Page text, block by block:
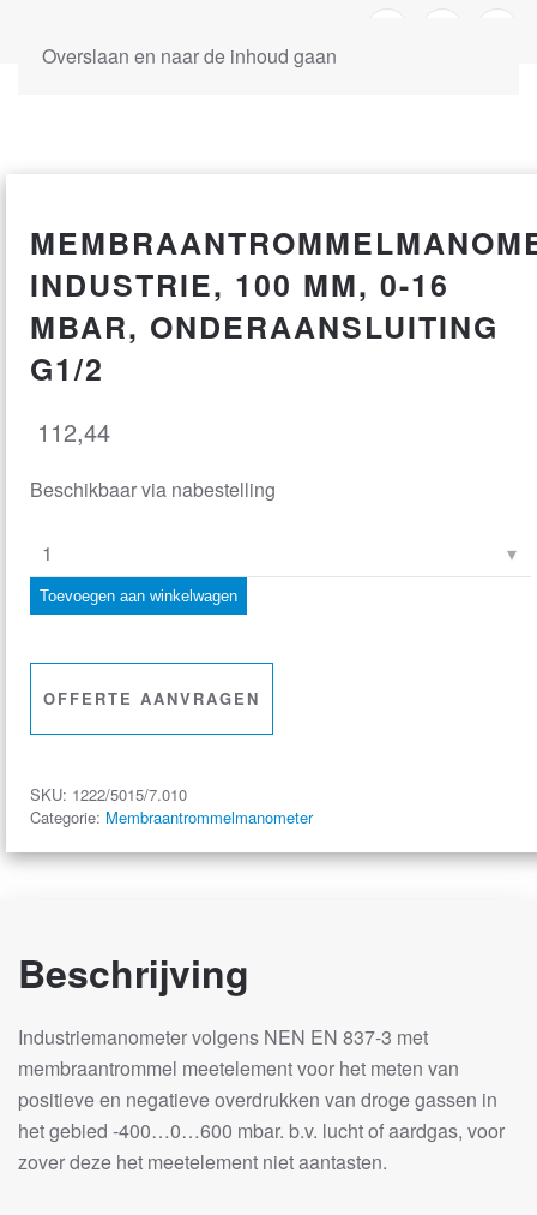
Overslaan en naar de inhoud gaan
INDUSTRIE, 100 MM, 0-16
MBAR, ONDERAANSLUITING
G1/2
112,44
Beschikbaar via nabestelling
membraantrommelmanometer
industrie,
mm,
0-
onderaansluiting
G1/2
aantal
Toevoegen aan winkelwagen
OFFERTE AANVRAGEN
SKU: 1222/5015/7.010
Categorie: Membraantrommelmanometer
Beschrijving
Industriemanometer volgens NEN EN 837-3 met
membraantrommel meetelement voor het meten van
positieve en negatieve overdrukken van droge gassen in
het gebied -400…0…600 mbar. b.v. lucht of aardgas, voor
zover deze het meetelement niet aantasten.